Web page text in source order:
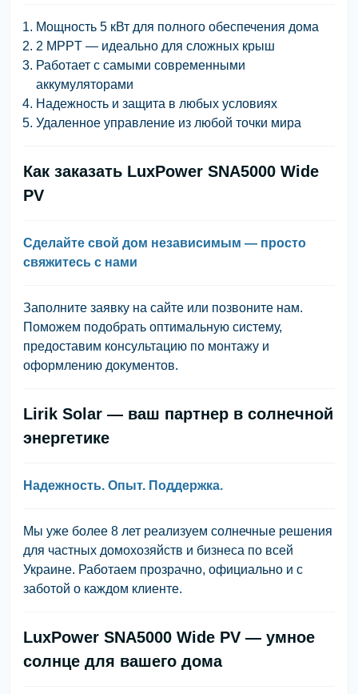
Мощность 5 кВт для полного обеспечения дома
2 MPPT — идеально для сложных крыш
Работает с самыми современными
аккумуляторами
Надежность и защита в любых условиях
Удаленное управление из любой точки мира
Как заказать LuxPower SNA5000 Wide
PV
Сделайте свой дом независимым — просто
свяжитесь с нами
Заполните заявку на сайте или позвоните нам.
Поможем подобрать оптимальную систему,
предоставим консультацию по монтажу и
оформлению документов.
Lirik Solar — ваш партнер в солнечной
энергетике
Надежность. Опыт. Поддержка.
Мы уже более 8 лет реализуем солнечные решения
для частных домохозяйств и бизнеса по всей
Украине. Работаем прозрачно, официально и с
заботой о каждом клиенте.
LuxPower SNA5000 Wide PV — умное
солнце для вашего дома